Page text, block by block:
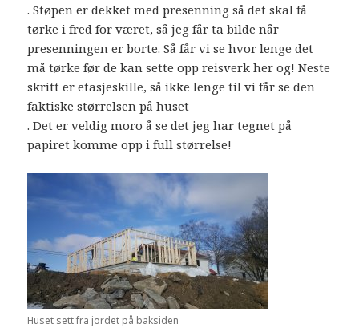
. Støpen er dekket med presenning så det skal få
tørke i fred for været, så jeg får ta bilde når
presenningen er borte. Så får vi se hvor lenge det
må tørke før de kan sette opp reisverk her og! Neste
skritt er etasjeskille, så ikke lenge til vi får se den
faktiske størrelsen på huset
. Det er veldig moro å se det jeg har tegnet på
papiret komme opp i full størrelse!
Huset sett fra jordet på baksiden